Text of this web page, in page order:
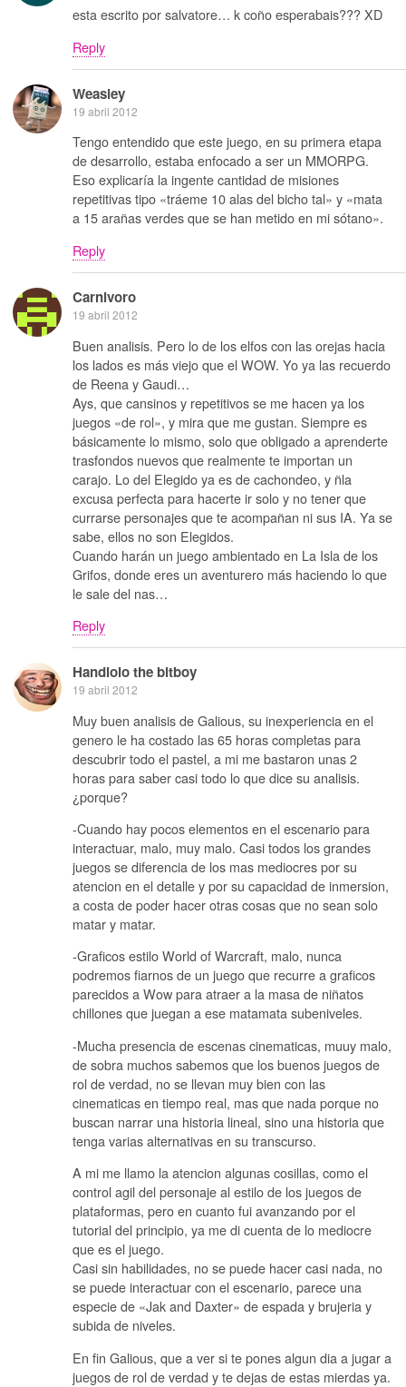
esta escrito por salvatore… k coño esperabais??? XD
Reply
Weasley
19 abril 2012
Tengo entendido que este juego, en su primera etapa
de desarrollo, estaba enfocado a ser un MMORPG.
Eso explicaría la ingente cantidad de misiones
repetitivas tipo «tráeme 10 alas del bicho tal» y «mata
a 15 arañas verdes que se han metido en mi sótano».
Reply
Carnivoro
19 abril 2012
Buen analisis. Pero lo de los elfos con las orejas hacia
los lados es más viejo que el WOW. Yo ya las recuerdo
de Reena y Gaudi…
Ays, que cansinos y repetitivos se me hacen ya los
juegos «de rol», y mira que me gustan. Siempre es
básicamente lo mismo, solo que obligado a aprenderte
trasfondos nuevos que realmente te importan un
carajo. Lo del Elegido ya es de cachondeo, y ñla
excusa perfecta para hacerte ir solo y no tener que
currarse personajes que te acompañan ni sus IA. Ya se
sabe, ellos no son Elegidos.
Cuando harán un juego ambientado en La Isla de los
Grifos, donde eres un aventurero más haciendo lo que
le sale del nas…
Reply
Handlolo the bitboy
19 abril 2012
Muy buen analisis de Galious, su inexperiencia en el
genero le ha costado las 65 horas completas para
descubrir todo el pastel, a mi me bastaron unas 2
horas para saber casi todo lo que dice su analisis.
¿porque?
-Cuando hay pocos elementos en el escenario para
interactuar, malo, muy malo. Casi todos los grandes
juegos se diferencia de los mas mediocres por su
atencion en el detalle y por su capacidad de inmersion,
a costa de poder hacer otras cosas que no sean solo
matar y matar.
-Graficos estilo World of Warcraft, malo, nunca
podremos fiarnos de un juego que recurre a graficos
parecidos a Wow para atraer a la masa de niñatos
chillones que juegan a ese matamata subeniveles.
-Mucha presencia de escenas cinematicas, muuy malo,
de sobra muchos sabemos que los buenos juegos de
rol de verdad, no se llevan muy bien con las
cinematicas en tiempo real, mas que nada porque no
buscan narrar una historia lineal, sino una historia que
tenga varias alternativas en su transcurso.
A mi me llamo la atencion algunas cosillas, como el
control agil del personaje al estilo de los juegos de
plataformas, pero en cuanto fui avanzando por el
tutorial del principio, ya me di cuenta de lo mediocre
que es el juego.
Casi sin habilidades, no se puede hacer casi nada, no
se puede interactuar con el escenario, parece una
especie de «Jak and Daxter» de espada y brujeria y
subida de niveles.
En fin Galious, que a ver si te pones algun dia a jugar a
juegos de rol de verdad y te dejas de estas mierdas ya.